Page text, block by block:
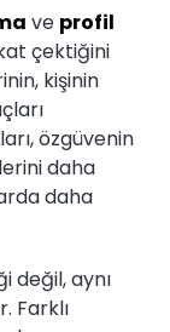
ve profil
çektiğini
kişinin
özgüvenin
daha
daha
değil, aynı
Farklı